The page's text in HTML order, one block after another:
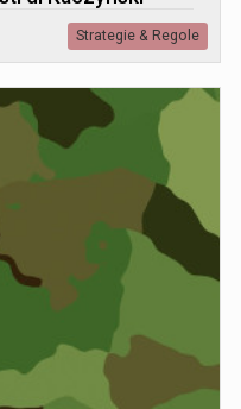
Strategie & Regole